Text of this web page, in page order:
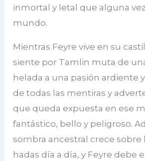
inmortal y letal que alguna
mundo.
Mientras Feyre vive en su
siente por Tamlin muta de
helada a una pasión ardiente
de todas las mentiras y
que queda expuesta en ese
fantástico, bello y peligroso.
sombra ancestral crece sobre
hadas día a día, y Feyre debe